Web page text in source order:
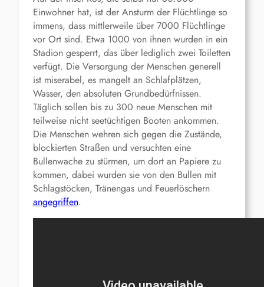
Einwohner hat, ist der Ansturm der Flüchtlinge so
immens, dass mittlerweile über 7000 Flüchtlinge
vor Ort sind. Etwa 1000 von ihnen wurden in ein
Stadion gesperrt, das über lediglich zwei Toiletten
verfügt. Die Versorgung der Menschen generell
ist miserabel, es mangelt an Schlafplätzen,
Wasser, den absoluten Grundbedürfnissen.
Täglich sollen bis zu 300 neue Menschen mit
teilweise nicht seetüchtigen Booten ankommen.
Die Menschen wehren sich gegen die Zustände,
blockierten Straßen und versuchten eine
Bullenwache zu stürmen, um dort an Papiere zu
kommen, dabei wurden sie von den Bullen mit
Schlagstöcken, Tränengas und Feuerlöschern
angegriffen.